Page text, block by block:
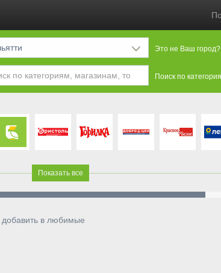
Это не Ваш
Поиск по
Показать все
добавить в любимые